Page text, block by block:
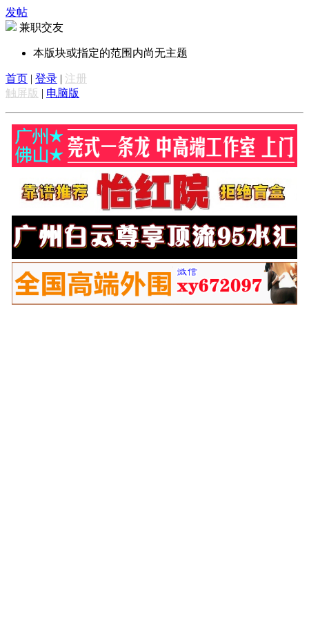
发帖
兼职交友
本版块或指定的范围内尚无主题
首页 | 登录 | 注册
触屏版 | 电脑版